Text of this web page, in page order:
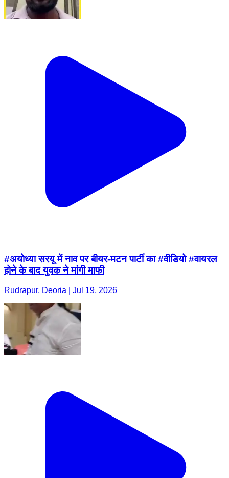
#अयोध्या सरयू में नाव पर बीयर-मटन पार्टी का #वीडियो #वायरल
होने के बाद युवक ने मांगी माफी
Rudrapur, Deoria | Jul 19, 2026